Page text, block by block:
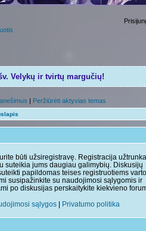
Velykų ir tvirtų margučių!
| Peržiūrėti aktyvias temas
būti užsiregistravę. Registracija
suteikia jums daugiau galimybių. Diskusijų
papildomas teises registruotiems
susipažinkite su naudojimosi sąlygomis ir
po diskusijas perskaitykite kiekvieno
sąlygos | Privatumo politika